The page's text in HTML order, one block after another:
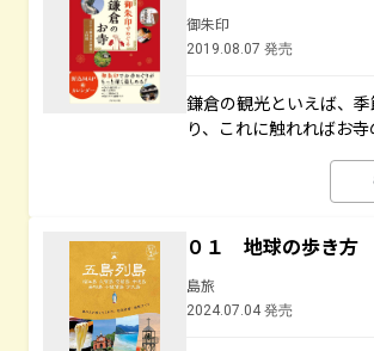
御朱印
2019.08.07 発売
鎌倉の観光といえば、
り、これに触れればお
０１ 地球の歩き
島旅
2024.07.04 発売